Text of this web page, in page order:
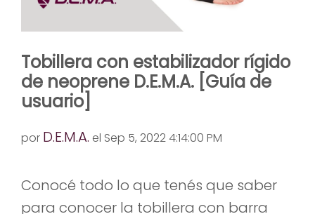
Tobillera con estabilizador rígido
de neoprene D.E.M.A. [Guía de
usuario]
por D.E.M.A. el Sep 5, 2022 4:14:00 PM
Conocé todo lo que tenés que saber
para conocer la tobillera con barra